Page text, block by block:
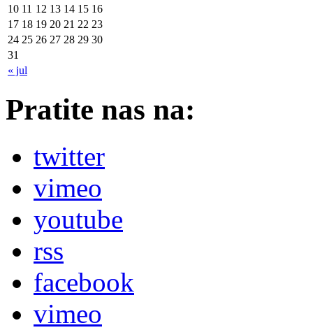
« jul
10 11 12 13 14 15 16
17 18 19 20 21 22 23
24 25 26 27 28 29 30
31
Pratite nas na:
twitter
vimeo
youtube
rss
facebook
vimeo